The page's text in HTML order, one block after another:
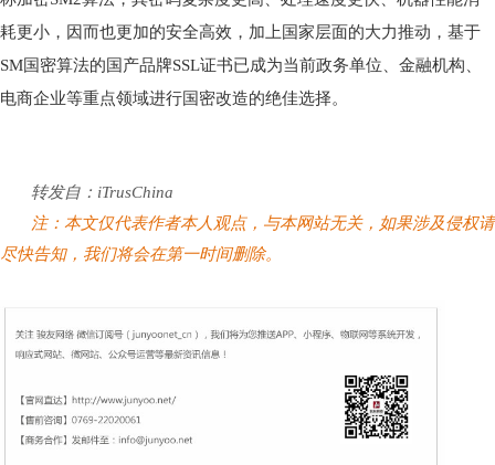
耗更小，因而也更加的安全高效，加上国家层面的大力推动，基于
SM国密算法的国产品牌SSL证书已成为当前政务单位、金融机构、
电商企业等重点领域进行国密改造的绝佳选择。
转发自：iTrusChina
注：本文仅代表作者本人观点，与本网站无关，如果涉及侵权请
尽快告知，我们将会在第一时间删除。